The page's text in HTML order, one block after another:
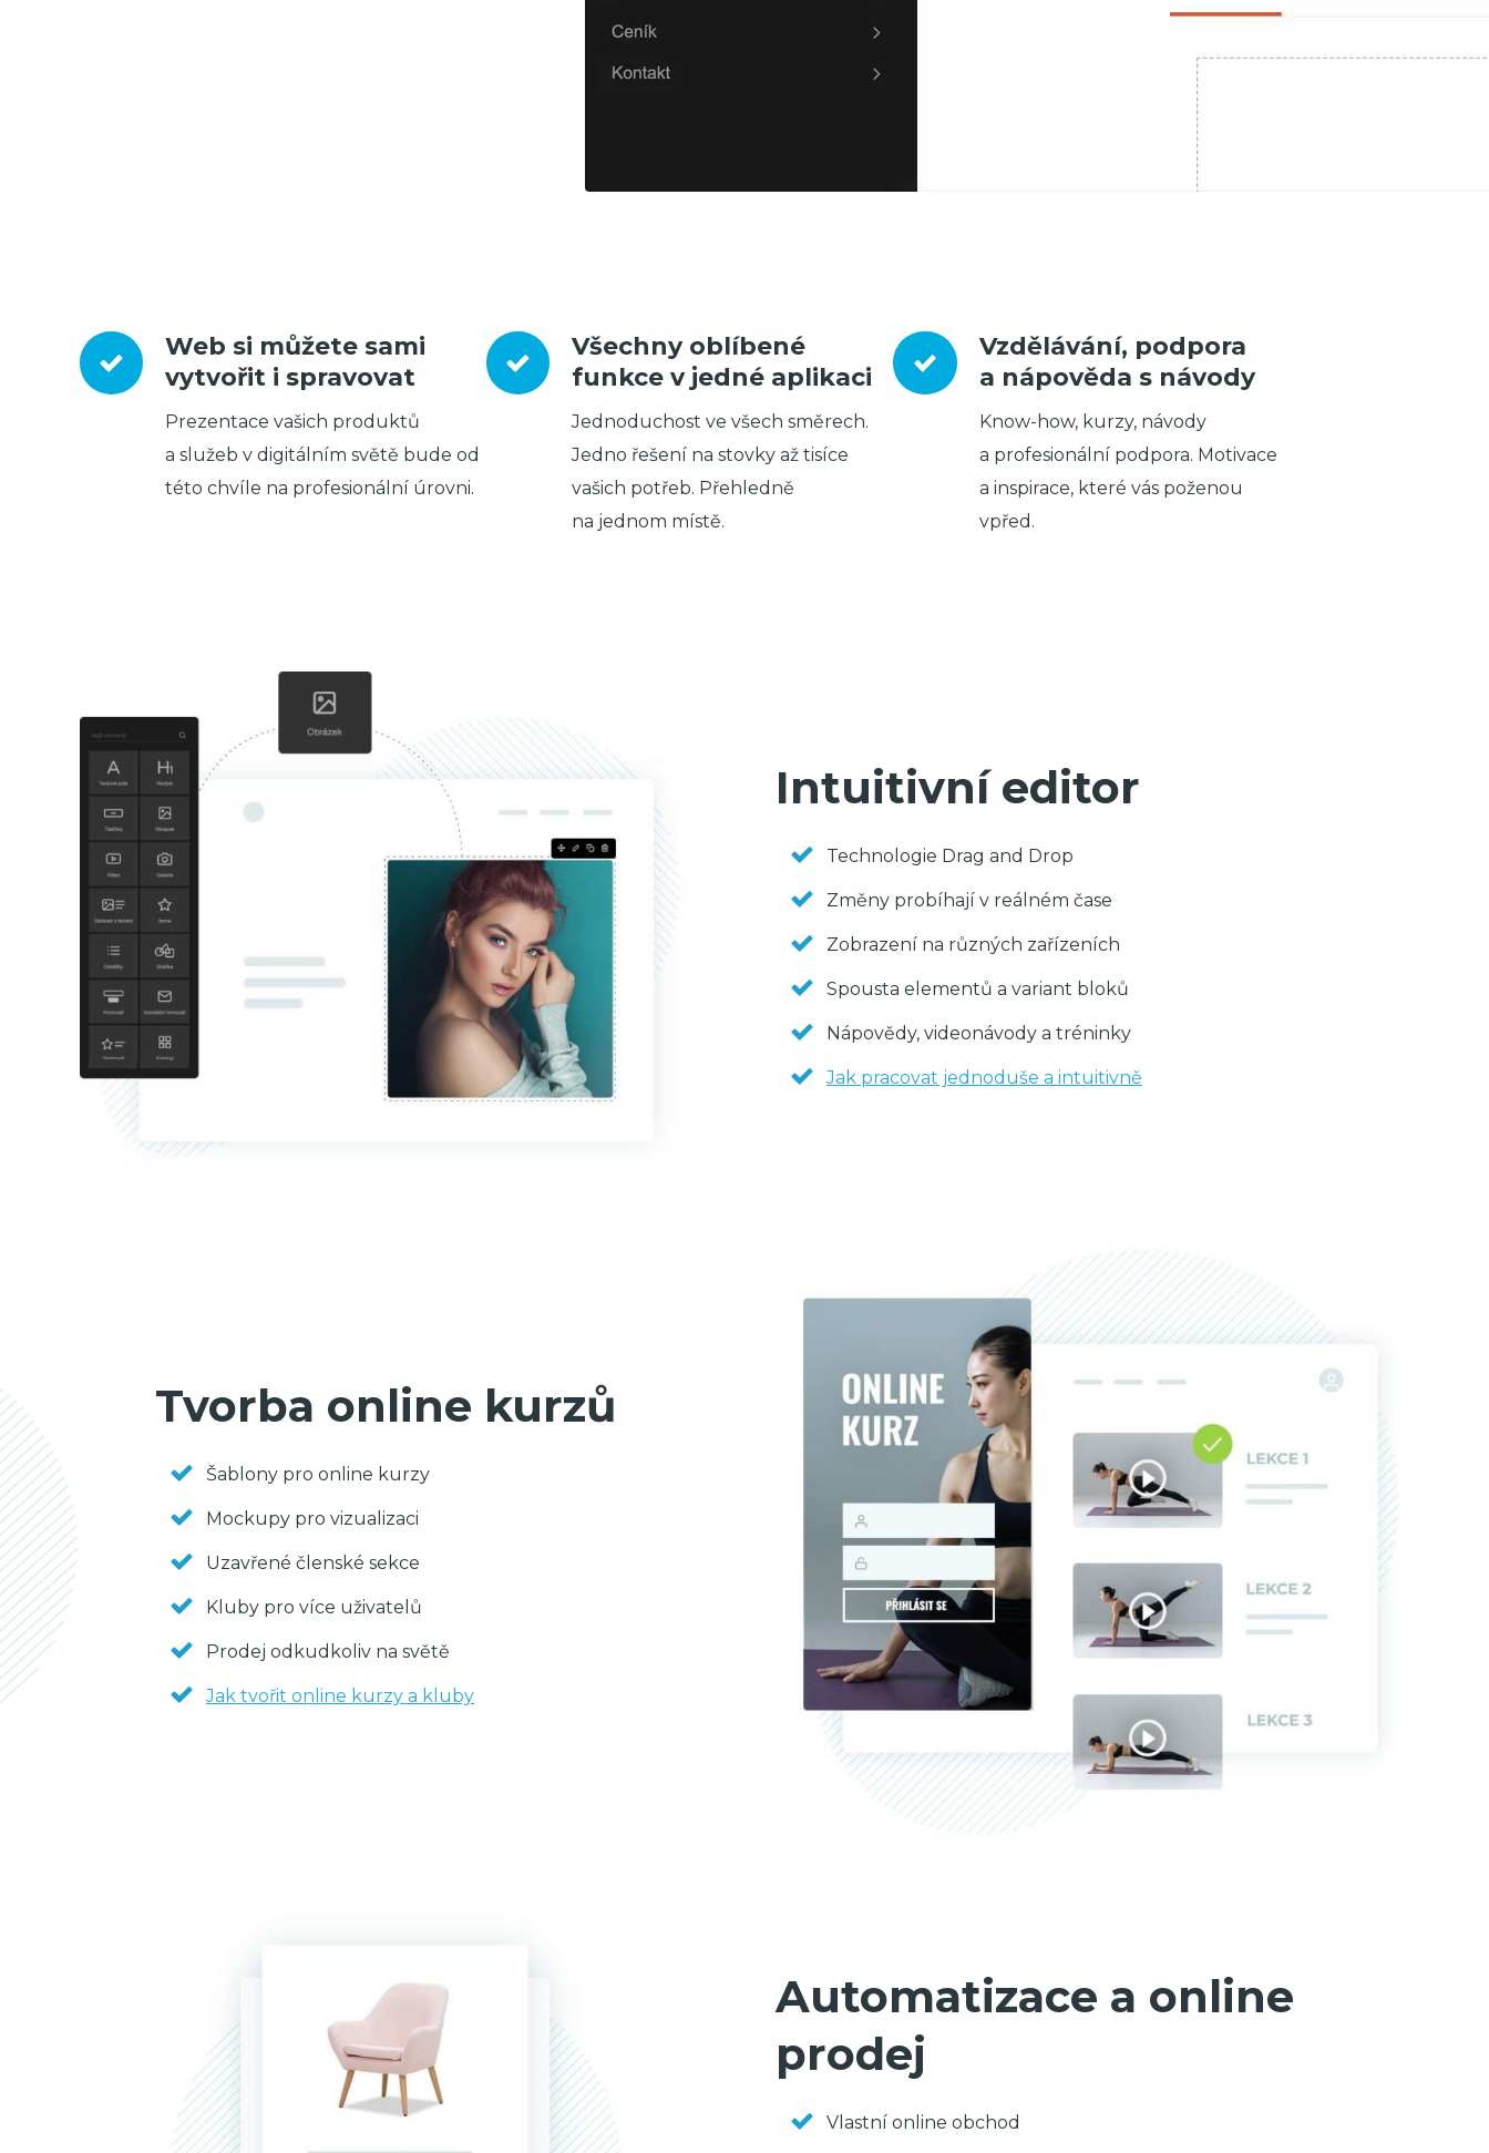
Web si můžete sami
vytvořit i spravovat
Prezentace vašich produktů
a služeb v digitálním světě bude od
této chvíle na profesionální úrovni.
Všechny oblíbené
funkce v jedné aplikaci
Jednoduchost ve všech směrech.
Jedno řešení na stovky až tisíce
vašich potřeb. Přehledně
na jednom místě.
Vzdělávání, podpora
a nápověda s návody
Know-how, kurzy, návody
a profesionální podpora. Motivace
a inspirace, které vás poženou
vpřed.
Intuitivní editor
Technologie Drag and Drop
Změny probíhají v reálném čase
Zobrazení na různých zařízeních
Spousta elementů a variant bloků
Nápovědy, videonávody a tréninky
Jak pracovat jednoduše a intuitivně
Tvorba online kurzů
Šablony pro online kurzy
Mockupy pro vizualizaci
Uzavřené členské sekce
Kluby pro více uživatelů
Prodej odkudkoliv na světě
Jak tvořit online kurzy a kluby
Automatizace a online
prodej
Vlastní online obchod